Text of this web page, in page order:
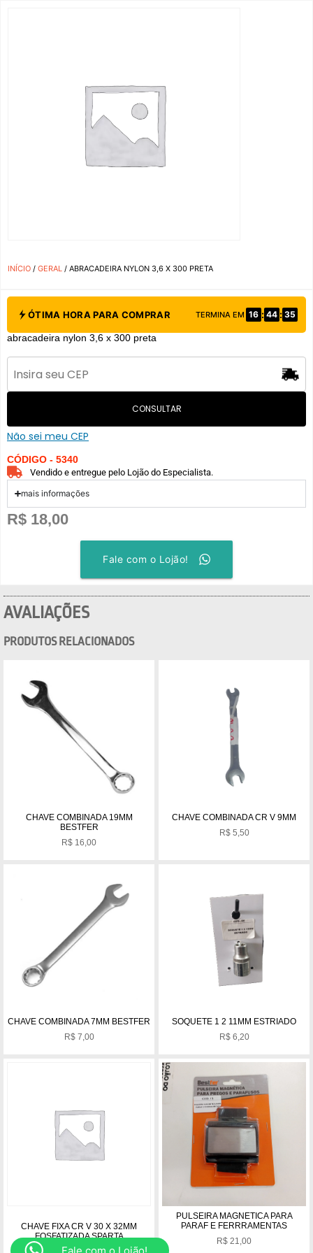
INÍCIO / GERAL / ABRACADEIRA NYLON 3,6 X 300 PRETA
ÓTIMA HORA PARA COMPRAR TERMINA EM 16 : 44 : 35
abracadeira nylon 3,6 x 300 preta
CONSULTAR
Não sei meu CEP
CÓDIGO - 5340
Vendido e entregue pelo Lojão do Especialista.
mais informações
R$ 18,00
Fale com o Lojão!
AVALIAÇÕES
PRODUTOS RELACIONADOS
CHAVE COMBINADA 19MM
BESTFER
R$ 16,00
CHAVE COMBINADA CR V 9MM
R$5,50
CHAVE COMBINADA 7MM BESTFER
R$7,00
SOQUETE 1 2 11MM ESTRIADO
R$6,20
CHAVE FIXA CR V 30 X 32MM
FOSFATIZADA SPARTA
PULSEIRA MAGNETICA PARA
PARAF E FERRRAMENTAS
R$ 21,00
Fale com o Lojão!